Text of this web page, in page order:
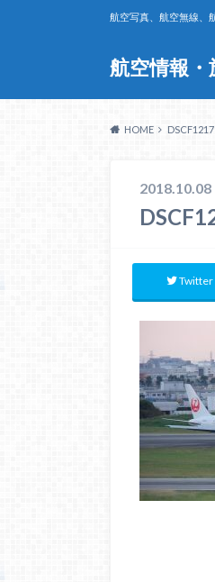
航空情報・
航空写真、航空無線、
HOME DSCF1217
2018.10.08
Twitter